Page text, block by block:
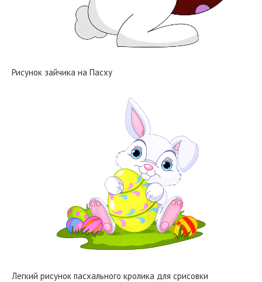
Рисунок зайчика на Пасху
Легкий рисунок пасхального кролика для срисовки